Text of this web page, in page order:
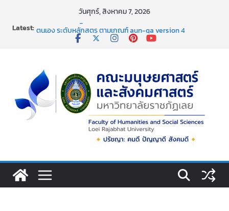
วันศุกร์, สิงหาคม 7, 2026
Latest:การอบรมเชิงปฏิบัติการ เรื่อง “ การเขียนรายงานการประเมิน
ตนเอง ระดับหลักสูตร ตามเกณฑ์ aun-qa version 4
อิสริยาภรณ์ ชั้นต่ำกว่าสายสะพาย ประจำปี ๒๕๖๘
กิจกรรมวันสงกรานต์ พิธีสรงน้ำพระพุทธรูปและรดน้ำขอพร
อาจารย์ผู้อาวุโส
คณะมนุษยศาสตร์และสังคมศาสตร์ มหาวิทยาลัยราชภัฏเลย ขอ
แสดงความยินดีกับผศ.ดร.อิสริยาภรณ์ ชัยกุหลาบ ที่ได้รับการตี
พิมพ์เผยแพร่ผลงานบทความวิจัย
กิจกรรมจิตอาสาบำเพ็ญสาธารณประโยชน์เนื่องในวันข้าราชการ
พลเรือน ประจำปี พ.ศ. 2569